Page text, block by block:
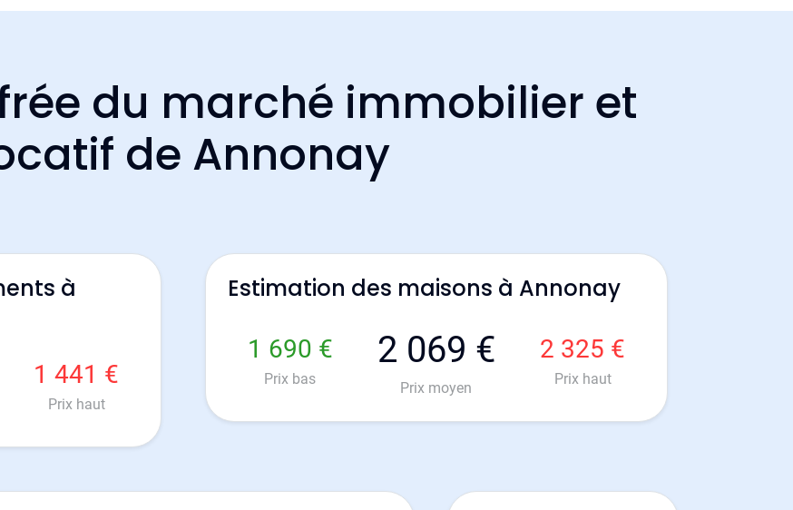
du marché immobilier et
de Annonay
à
1 441 €
Prix haut
Estimation des maisons à Annonay
1 690 €
Prix bas
2 069 €
Prix moyen
2 325 €
Prix haut